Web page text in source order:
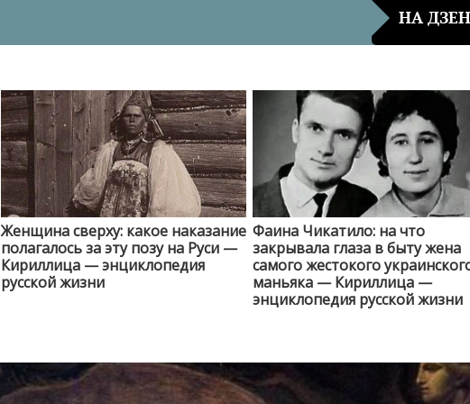
НА ДЗЕН
Женщина сверху: какое наказание
полагалось за эту позу на Руси —
Кириллица — энциклопедия
русской жизни
Фаина Чикатило: на что
закрывала глаза в быту жена
самого жестокого
маньяка — Кириллица —
энциклопедия русской жизни